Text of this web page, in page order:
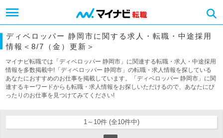
ディベロッパー 静岡市に関する求人・転職・中途採用
情報＜8/7（金）更新＞
マイナビ転職では「ディベロッパー 静岡市」に関連する転職・求人・中途採用
情報を多数掲載中!「ディベロッパー 静岡市」の転職・求人情報を探している
あなたにおすすめのお仕事を掲載しています。「ディベロッパー 静岡市」に関
連するキーワードからも転職・求人情報をお探しいただけるので、あなたにぴ
ったりのお仕事を見つけてみてください!
1～10件 (全10件中)